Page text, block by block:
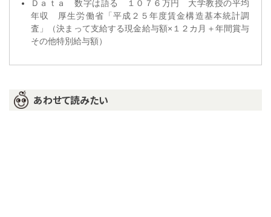
Ｄａｔａ 数字は語る １０７６万円 大学教授の平均
年収 厚生労働省「平成２５年度賃金構造基本統計調
査」（決まって支給する現金給与額×１２カ月＋年間賞与
その他特別給与額）
あわせて読みたい